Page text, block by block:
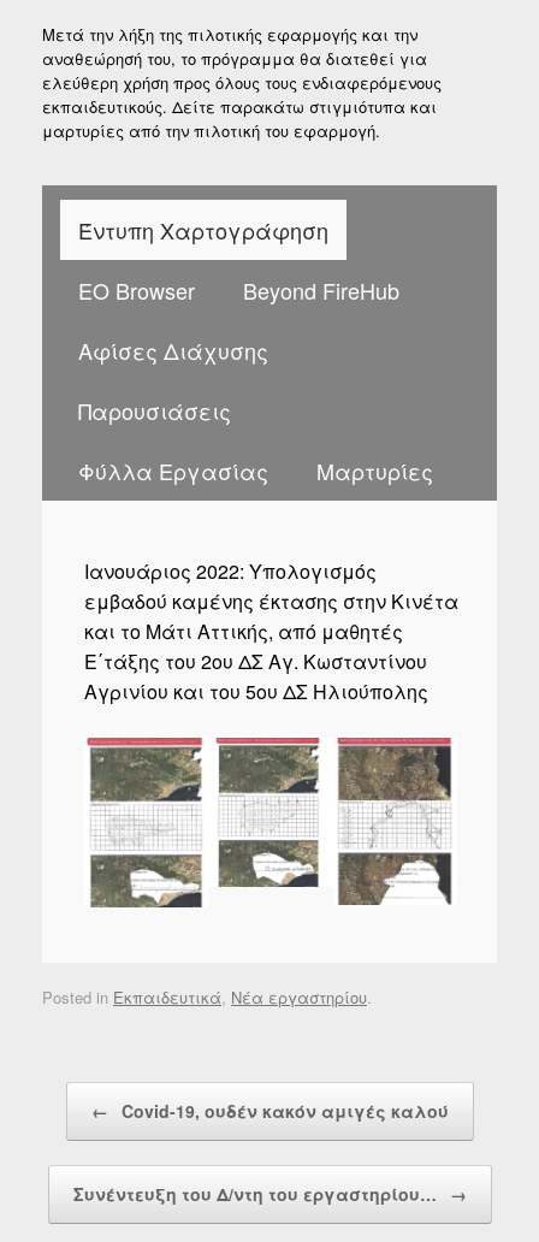
Μετά την λήξη της πιλοτικής εφαρμογής και την
αναθεώρησή του, το πρόγραμμα θα διατεθεί για
ελεύθερη χρήση προς όλους τους ενδιαφερόμενους
εκπαιδευτικούς. Δείτε παρακάτω στιγμιότυπα και
μαρτυρίες από την πιλοτική του εφαρμογή.
Έντυπη Χαρτογράφηση
EO Browser
Beyond FireHub
Αφίσες Διάχυσης
Παρουσιάσεις
Φύλλα Εργασίας
Μαρτυρίες
Ιανουάριος 2022: Υπολογισμός
εμβαδού καμένης έκτασης στην Κινέτα
και το Μάτι Αττικής, από μαθητές
Ε΄τάξης του 2ου ΔΣ Αγ. Κωσταντίνου
Αγρινίου και του 5ου ΔΣ Ηλιούπολης
Posted in Εκπαιδευτικά, Νέα εργαστηρίου.
← Covid-19, ουδέν κακόν αμιγές καλού
Συνέντευξη του Δ/ντη του εργαστηρίου… →